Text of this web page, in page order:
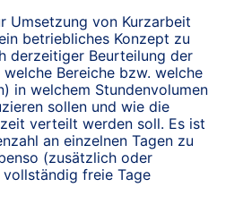
Umsetzung von Kurzarbeit
betriebliches Konzept zu
derzeitiger Beurteilung der
Bereiche bzw. welche
in welchem Stundenvolumen
sollen und wie die
verteilt werden soll. Es ist
an einzelnen Tagen zu
(zusätzlich oder
freie Tage